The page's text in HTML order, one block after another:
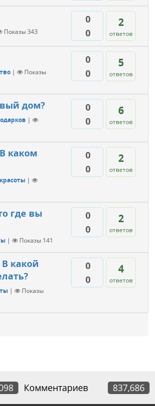
0
0
2
ответов
Показы343
0
0
5
ответов
|
Показы
0
0
6
ответов
дом?
|
0
0
2
ответов
каком
|
0
0
2
ответов
где вы
| Показы 141
0
0
4
ответов
какой
|
Показы
Комментариев 837,686